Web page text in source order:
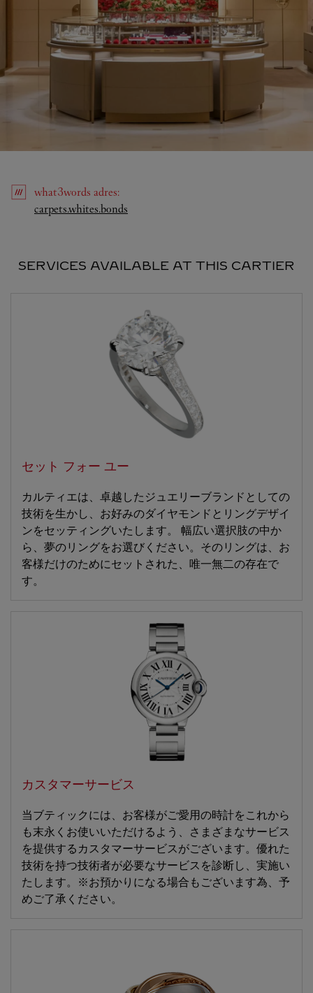
what3words adres:
carpets.whites.bonds
SERVICES AVAILABLE AT THIS CARTIER
セット フォー ユー
カルティエは、卓越したジュエリーブランドとしての
技術を生かし、お好みのダイヤモンドとリングデザイ
ンをセッティングいたします。 幅広い選択肢の中か
ら、夢のリングをお選びください。そのリングは、お
客様だけのためにセットされた、唯一無二の存在で
す。
カスタマーサービス
当ブティックには、お客様がご愛用の時計をこれから
も末永くお使いいただけるよう、さまざまなサービス
を提供するカスタマーサービスがございます。優れた
技術を持つ技術者が必要なサービスを診断し、実施い
たします。※お預かりになる場合もございます為、予
めご了承ください。